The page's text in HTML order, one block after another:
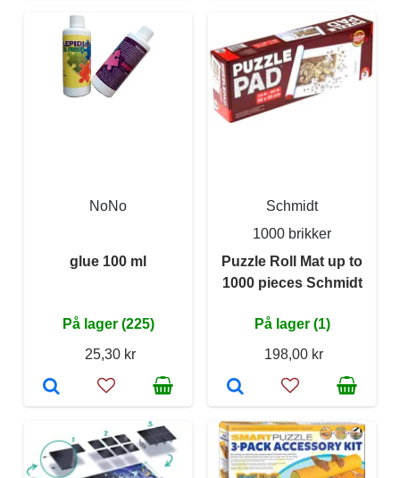
NoNo
glue 100 ml
På lager (225)
25,30 kr
Schmidt
1000 brikker
Puzzle Roll Mat up to
1000 pieces Schmidt
På lager (1)
198,00 kr